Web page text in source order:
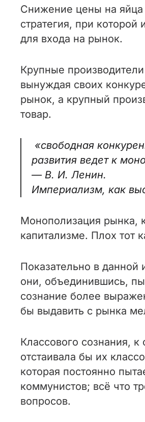
Снижение цены на
стратегия, при
для входа на рынок.
Крупные
вынуждая своих
рынок, а крупный
товар.
«свободная
развития ведет к
— В. И. Ленин.
Империализм, как
Монополизация рынка,
капитализме. Плох тот
Показательно в данной
они, объединившись,
сознание более
бы выдавить с рынка
Классового сознания,
отстаивала бы их
которая постоянно
коммунистов; всё что
вопросов.